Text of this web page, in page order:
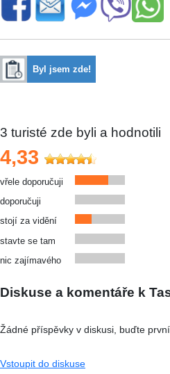
Byl jsem zde!
3 turisté zde byli a hodnotili
4,33
vřele doporučuji
doporučuji
stojí za vidění
stavte se tam
nic zajímavého
Diskuse a komentáře k
Žádné příspěvky v diskusi, buďte
Vstoupit do diskuse